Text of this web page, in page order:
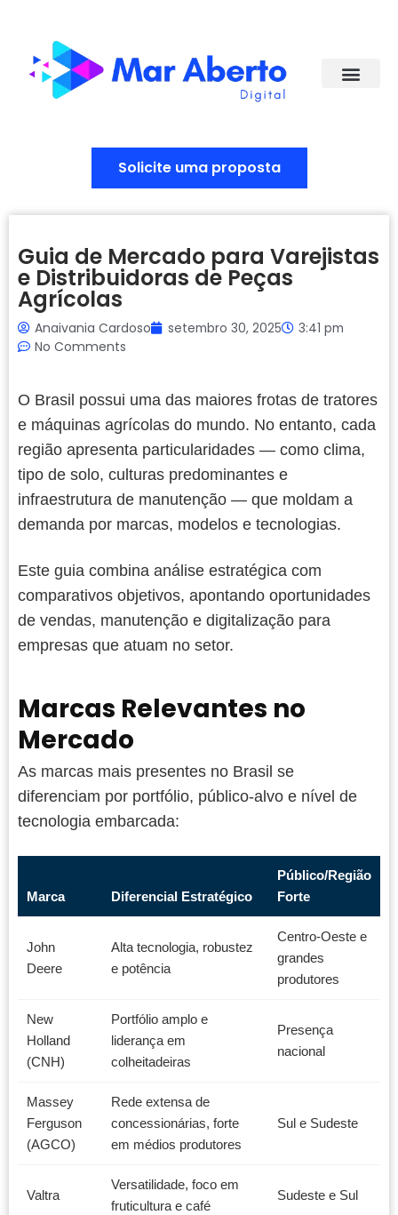
Solicite uma proposta
Guia de Mercado para Varejistas
e Distribuidoras de Peças
Agrícolas
Anaivania Cardoso setembro 30, 2025 3:41 pm
No Comments
O Brasil possui uma das maiores frotas de tratores
e máquinas agrícolas do mundo. No entanto, cada
região apresenta particularidades — como clima,
tipo de solo, culturas predominantes e
infraestrutura de manutenção — que moldam a
demanda por marcas, modelos e tecnologias.
Este guia combina análise estratégica com
comparativos objetivos, apontando oportunidades
de vendas, manutenção e digitalização para
empresas que atuam no setor.
Marcas Relevantes no
Mercado
As marcas mais presentes no Brasil se
diferenciam por portfólio, público-alvo e nível de
tecnologia embarcada:
Marca Diferencial Estratégico
Público/Região
Forte
John
Deere
Alta tecnologia, robustez
e potência
Centro-Oeste e
grandes
produtores
New
Holland
(CNH)
Portfólio amplo e
liderança em
colheitadeiras
Presença
nacional
Massey
Ferguson
(AGCO)
Rede extensa de
concessionárias, forte
em médios produtores
Sul e Sudeste
Valtra
Versatilidade, foco em
fruticultura e café
Sudeste e Sul